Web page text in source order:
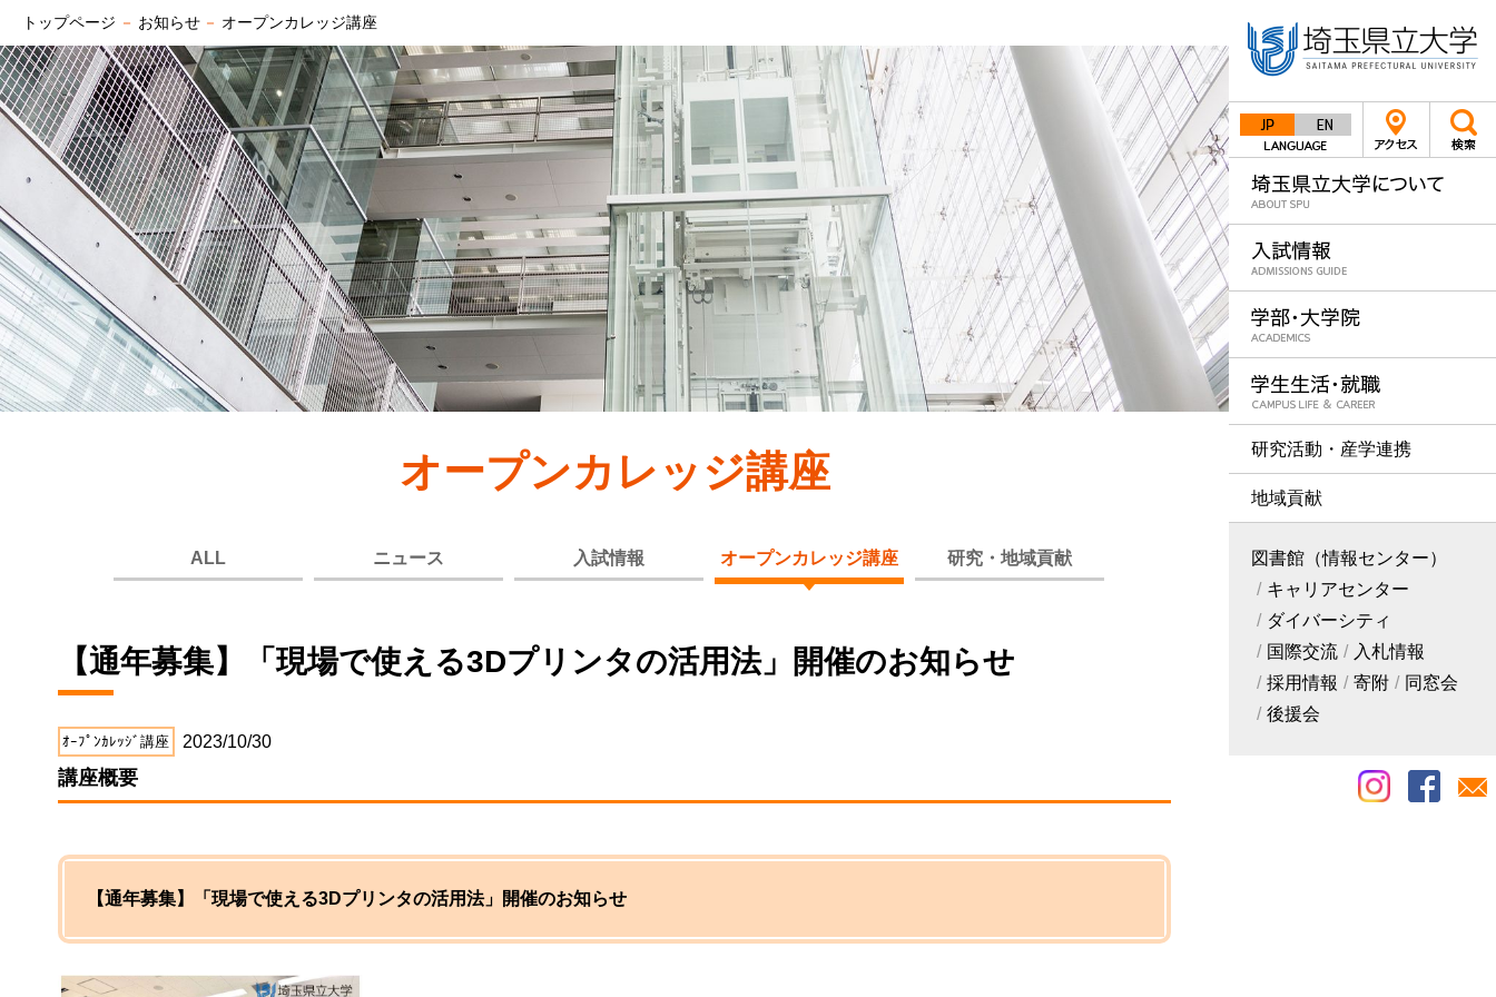
JapaneseEnglish
研究活動・産学連携
地域貢献
図書館（情報センター）
キャリアセンター
ダイバーシティ
国際交流
入札情報
採用情報
寄附
同窓会
後援会
トップページ － お知らせ － オープンカレッジ講座
オープンカレッジ講座
ALL ニュース 入試情報 オープンカレッジ講座 研究・地域貢献
【通年募集】「現場で使える3Dプリンタの活用法」開催のお知らせ
ｵｰﾌﾟﾝｶﾚｯｼﾞ講座 2023/10/30
講座概要
【通年募集】「現場で使える3Dプリンタの活用法」開催のお知らせ